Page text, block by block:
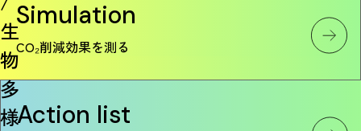
生
物
多
様
Simulation
CO₂削減効果を測る
Action list